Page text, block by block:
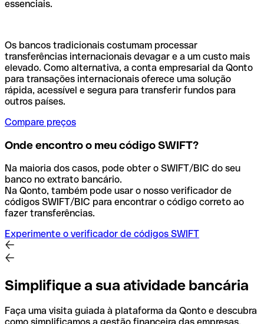
essenciais.
Os bancos tradicionais costumam processar
transferências internacionais devagar e a um custo mais
elevado. Como alternativa, a conta empresarial da Qonto
para transações internacionais oferece uma solução
rápida, acessível e segura para transferir fundos para
outros países.
Compare preços
Onde encontro o meu código SWIFT?
Na maioria dos casos, pode obter o SWIFT/BIC do seu
banco no extrato bancário.
Na Qonto, também pode usar o nosso verificador de
códigos SWIFT/BIC para encontrar o código correto ao
fazer transferências.
Experimente o verificador de códigos SWIFT
Simplifique a sua atividade bancária
Faça uma visita guiada à plataforma da Qonto e descubra
como simplificamos a gestão financeira das empresas.